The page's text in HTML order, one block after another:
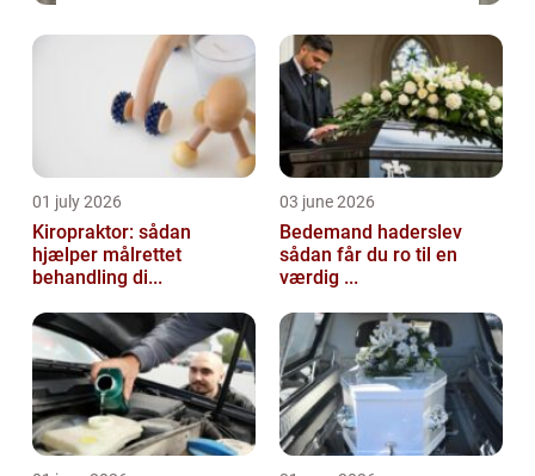
01 july 2026
Kiropraktor: sådan
hjælper målrettet
behandling di...
03 june 2026
Bedemand haderslev
sådan får du ro til en
værdig ...